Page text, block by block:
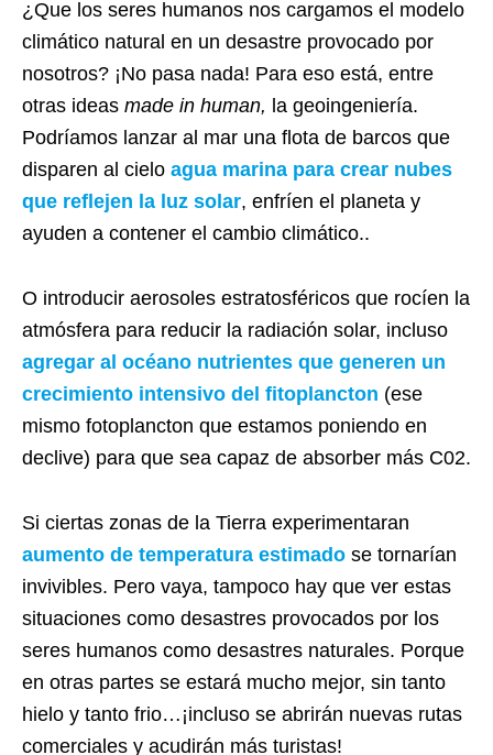
¿Que los seres humanos nos cargamos el modelo
climático natural en un desastre provocado por
nosotros? ¡No pasa nada! Para eso está, entre
otras ideas made in human, la geoingeniería.
Podríamos lanzar al mar una flota de barcos que
disparen al cielo agua marina para crear nubes
que reflejen la luz solar, enfríen el planeta y
ayuden a contener el cambio climático..
O introducir aerosoles estratosféricos que rocíen la
atmósfera para reducir la radiación solar, incluso
agregar al océano nutrientes que generen un
crecimiento intensivo del fitoplancton (ese
mismo fotoplancton que estamos poniendo en
declive) para que sea capaz de absorber más C02.
Si ciertas zonas de la Tierra experimentaran
aumento de temperatura estimado se tornarían
invivibles. Pero vaya, tampoco hay que ver estas
situaciones como desastres provocados por los
seres humanos como desastres naturales. Porque
en otras partes se estará mucho mejor, sin tanto
hielo y tanto frio…¡incluso se abrirán nuevas rutas
comerciales y acudirán más turistas!